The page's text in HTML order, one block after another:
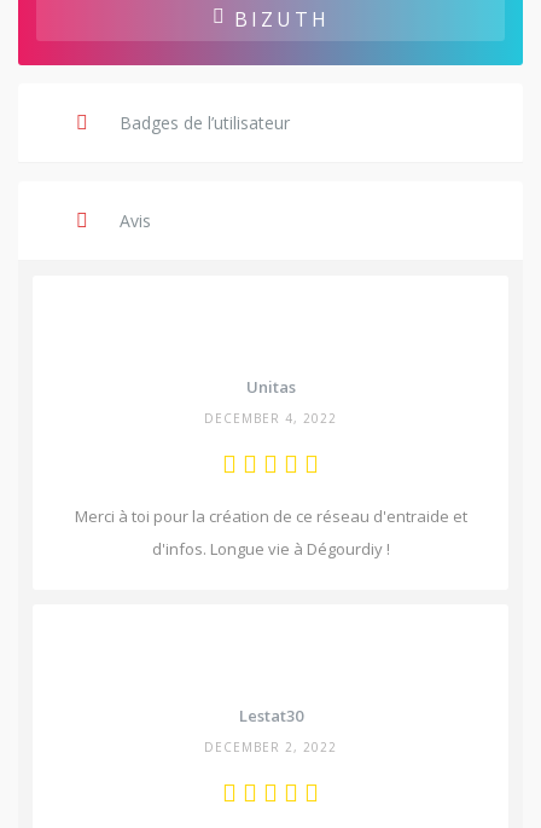
BIZUTH
Badges de l’utilisateur
Avis
Unitas
DECEMBER 4, 2022
Merci à toi pour la création de ce réseau d'entraide et
d'infos. Longue vie à Dégourdiy !
Lestat30
DECEMBER 2, 2022